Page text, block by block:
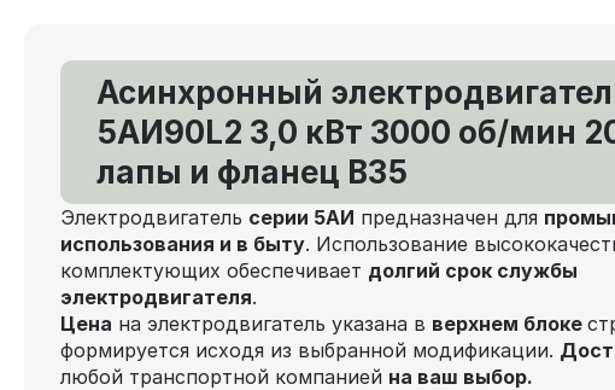
Асинхронный
5АИ90L2 3,0 кВт 3000 об/мин
лапы и фланец В35
Электродвигатель серии 5АИ предназначен для
использования и в быту. Использование
комплектующих обеспечивает долгий срок службы
электродвигателя.
Цена на электродвигатель указана в верхнем блоке
формируется исходя из выбранной модификации.
любой транспортной компанией на ваш выбор.